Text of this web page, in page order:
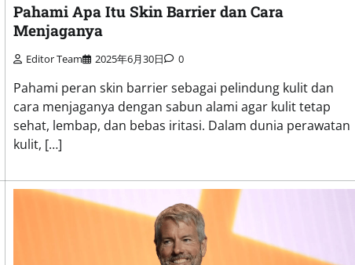
Pahami Apa Itu Skin Barrier dan Cara
Menjaganya
Editor Team 2025年6月30日 0
Pahami peran skin barrier sebagai pelindung kulit dan
cara menjaganya dengan sabun alami agar kulit tetap
sehat, lembap, dan bebas iritasi. Dalam dunia perawatan
kulit, […]